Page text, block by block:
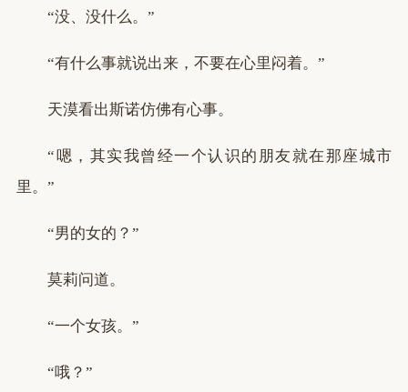
“没、没什么。”
“有什么事就说出来，不要在心里闷着。”
天漠看出斯诺仿佛有心事。
“嗯，其实我曾经一个认识的朋友就在那座城市
里。”
“男的女的？”
莫莉问道。
“一个女孩。”
“哦？”